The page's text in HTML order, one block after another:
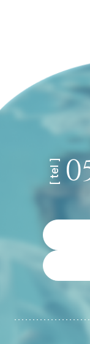
[ tel ]